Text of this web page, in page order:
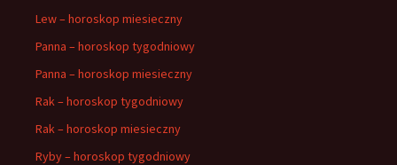
Lew – horoskop miesieczny
Panna – horoskop tygodniowy
Panna – horoskop miesieczny
Rak – horoskop tygodniowy
Rak – horoskop miesieczny
Ryby – horoskop tygodniowy